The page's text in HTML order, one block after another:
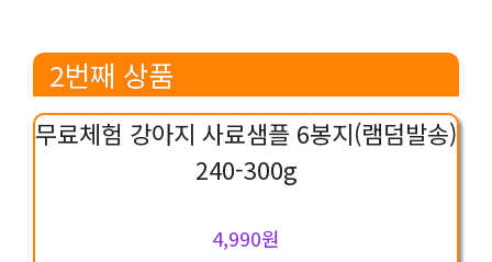
2번째 상품
무료체험 강아지 사료샘플 6봉지(램덤발송)
240-300g
4,990원